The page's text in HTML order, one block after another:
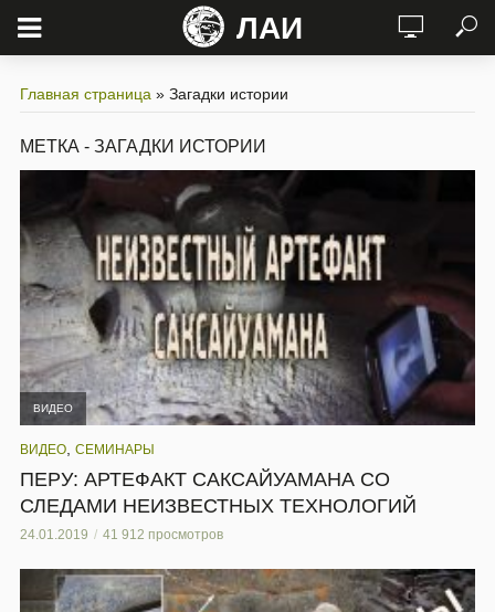
ЛАИ
Главная страница » Загадки истории
МЕТКА - ЗАГАДКИ ИСТОРИИ
ВИДЕО
ВИДЕО СЕМИНАРЫ
ПЕРУ: АРТЕФАКТ САКСАЙУАМАНА СО
СЛЕДАМИ НЕИЗВЕСТНЫХ ТЕХНОЛОГИЙ
24.01.2019 41 912 просмотров